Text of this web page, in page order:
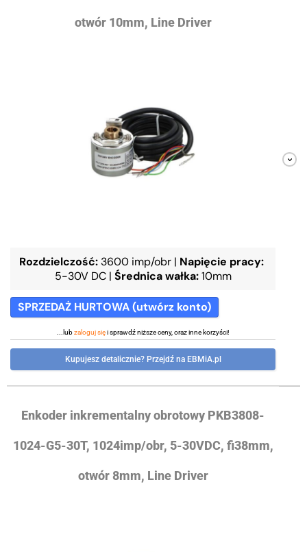
otwór 10mm, Line Driver
Rozdzielczość: 3600 imp/obr | Napięcie pracy:
5-30V DC | Średnica wałka: 10mm
SPRZEDAŻ HURTOWA (utwórz konto)
...lubzaloguj sięi sprawdź niższe ceny, oraz inne korzyści!
Kupujesz detalicznie? Przejdź na EBMiA.pl
Enkoder inkrementalny obrotowy PKB3808-
1024-G5-30T, 1024imp/obr, 5-30VDC, fi38mm,
otwór 8mm, Line Driver